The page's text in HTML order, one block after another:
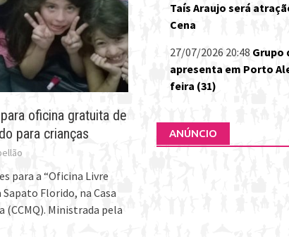
oficina gratuita de
para crianças
para a “Oficina Livre
Florido, na Casa
(CCMQ). Ministrada pela
Taís Araujo será
Cena
27/07/2026 20:48 Grupo
apresenta em Porto
feira (31)
ANÚNCIO